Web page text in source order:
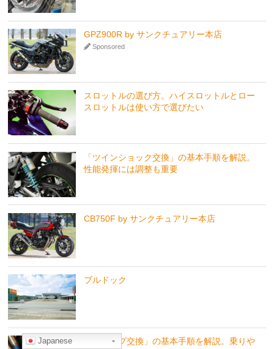
GPZ900R by サンクチュアリー本店
Sponsored
スロットルの選び方。ハイスロットルとロー
スロットルは使い方で選びたい
「ツインショック交換」の基本手順を解説。
性能発揮には調整も重要
CB750F by サンクチュアリー本店
ブルドック
「ステップ交換」の基本手順を解説。乗りや
Japanese